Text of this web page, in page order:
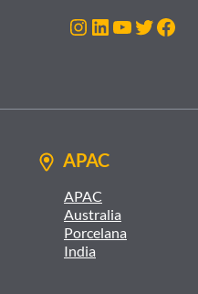
Instagram
LinkedIn
YouTube
Twitter
APAC
APAC
Australia
Porcelana
India